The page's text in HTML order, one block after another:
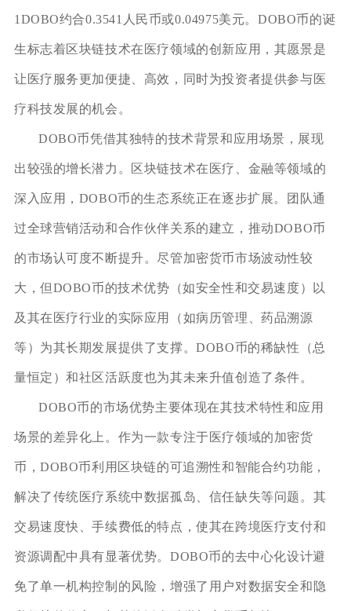
1DOBO约合0.3541人民币或0.04975美元。DOBO币的诞
生标志着区块链技术在医疗领域的创新应用，其愿景是
让医疗服务更加便捷、高效，同时为投资者提供参与医
疗科技发展的机会。
DOBO币凭借其独特的技术背景和应用场景，展现
出较强的增长潜力。区块链技术在医疗、金融等领域的
深入应用，DOBO币的生态系统正在逐步扩展。团队通
过全球营销活动和合作伙伴关系的建立，推动DOBO币
的市场认可度不断提升。尽管加密货币市场波动性较
大，但DOBO币的技术优势（如安全性和交易速度）以
及其在医疗行业的实际应用（如病历管理、药品溯源
等）为其长期发展提供了支撑。DOBO币的稀缺性（总
量恒定）和社区活跃度也为其未来升值创造了条件。
DOBO币的市场优势主要体现在其技术特性和应用
场景的差异化上。作为一款专注于医疗领域的加密货
币，DOBO币利用区块链的可追溯性和智能合约功能，
解决了传统医疗系统中数据孤岛、信任缺失等问题。其
交易速度快、手续费低的特点，使其在跨境医疗支付和
资源调配中具有显著优势。DOBO币的去中心化设计避
免了单一机构控制的风险，增强了用户对数据安全和隐